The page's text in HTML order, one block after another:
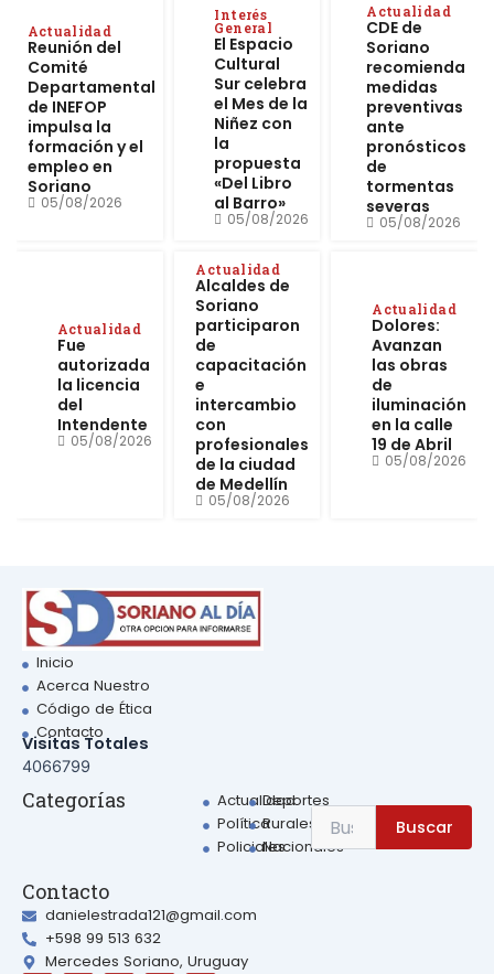
Actualidad
Reunión del
Comité
Departamental
de INEFOP
impulsa la
formación y el
empleo en
Soriano
05/08/2026
Interés
General
El Espacio
Cultural
Sur celebra
el Mes de la
Niñez con
la
propuesta
«Del Libro
al Barro»
05/08/2026
Actualidad
CDE de
Soriano
recomienda
medidas
preventivas
ante
pronósticos
de
tormentas
severas
05/08/2026
Actualidad
Fue
autorizada
la licencia
del
Intendente
05/08/2026
Actualidad
Alcaldes de
Soriano
participaron
de
capacitación
e
intercambio
con
profesionales
de la ciudad
de Medellín
05/08/2026
Actualidad
Dolores:
Avanzan
las obras
de
iluminación
en la calle
19 de Abril
05/08/2026
Inicio
Acerca Nuestro
Código de Ética
Contacto
Visitas Totales
4066799
Categorías
Actualidad
Política
Policiales
Deportes
Rurales
Nacionales
Search
for:
Buscar
Contacto
danielestrada121@gmail.com
+598 99 513 632
Mercedes Soriano, Uruguay